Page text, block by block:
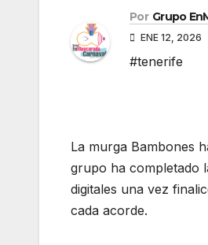
Por Grupo
ENE 12, 2026
#tenerife
La murga Bambones
grupo ha completado
digitales una vez
cada acorde.